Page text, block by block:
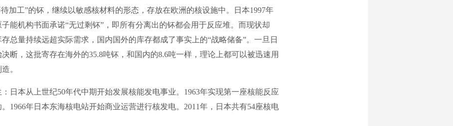
待加工”的钚，继续以敏感核材料的形态，存放在欧洲的核设施中。日本1997年
能机构书面承诺“无过剩钚”，即所有分离出的钚都会用于反应堆。而现状却
总量持续远超实际需求，国内国外的库存都成了事实上的“战略储备”。一旦日
断，这批寄存在海外的35.8吨钚，和国内的8.6吨一样，理论上都可以被迅速用
。
本从上世纪50年代中期开始发展核能发电事业。1963年实现第一座核能反应
1966年日本东海核电站开始商业运营进行核发电。2011年，日本共有54座核电